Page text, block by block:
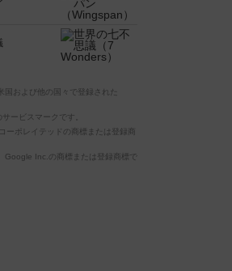
および他の国々で登録された
ービスマークです。
ーポレイテッドの商標または登録商
Google Inc.の商標または登録商標で